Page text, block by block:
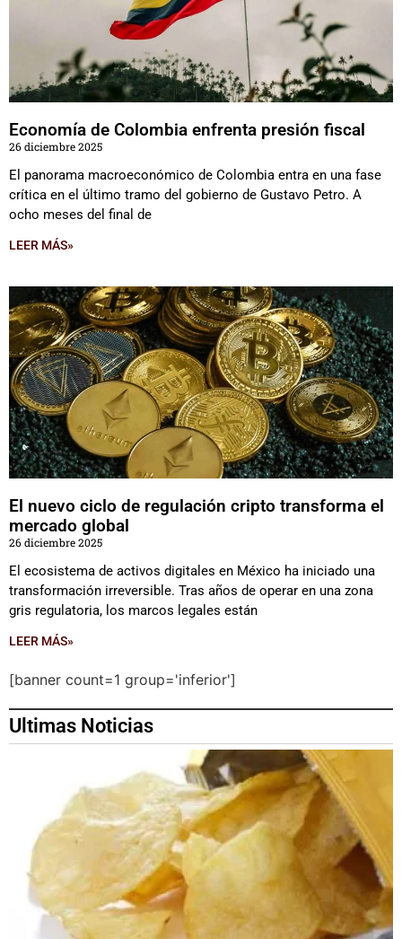
Economía de Colombia enfrenta presión fiscal
26 diciembre 2025
El panorama macroeconómico de Colombia entra en una fase
crítica en el último tramo del gobierno de Gustavo Petro. A
ocho meses del final de
LEER MÁS»
El nuevo ciclo de regulación cripto transforma el
mercado global
26 diciembre 2025
El ecosistema de activos digitales en México ha iniciado una
transformación irreversible. Tras años de operar en una zona
gris regulatoria, los marcos legales están
LEER MÁS»
[banner count=1 group='inferior']
Ultimas Noticias